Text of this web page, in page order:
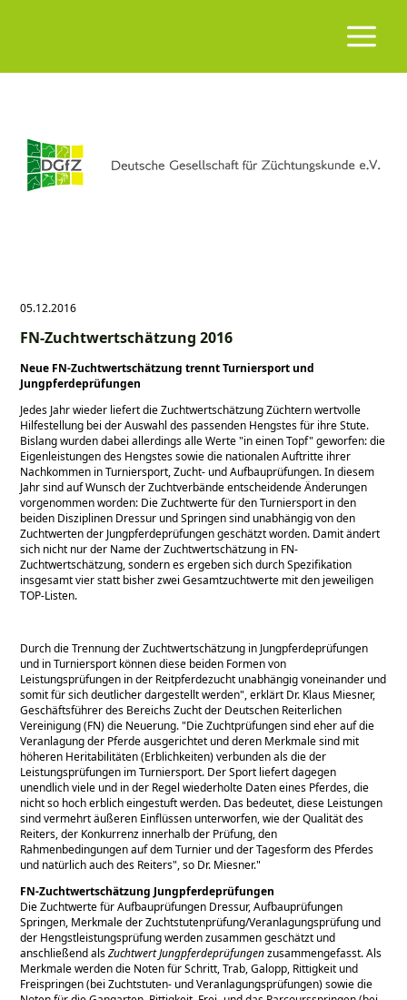
05.12.2016
FN-Zuchtwertschätzung 2016
Neue FN-Zuchtwertschätzung trennt Turniersport und
Jungpferdeprüfungen
Jedes Jahr wieder liefert die Zuchtwertschätzung Züchtern wertvolle
Hilfestellung bei der Auswahl des passenden Hengstes für ihre Stute.
Bislang wurden dabei allerdings alle Werte in einen Topf geworfen: die
Eigenleistungen des Hengstes sowie die nationalen Auftritte ihrer
Nachkommen in Turniersport, Zucht- und Aufbauprüfungen. In diesem
Jahr sind auf Wunsch der Zuchtverbände entscheidende Änderungen
vorgenommen worden: Die Zuchtwerte für den Turniersport in den
beiden Disziplinen Dressur und Springen sind unabhängig von den
Zuchtwerten der Jungpferdeprüfungen geschätzt worden. Damit ändert
sich nicht nur der Name der Zuchtwertschätzung in FN-
Zuchtwertschätzung, sondern es ergeben sich durch Spezifikation
insgesamt vier statt bisher zwei Gesamtzuchtwerte mit den jeweiligen
TOP-Listen.
Durch die Trennung der Zuchtwertschätzung in Jungpferdeprüfungen
und in Turniersport können diese beiden Formen von
Leistungsprüfungen in der Reitpferdezucht unabhängig voneinander und
somit für sich deutlicher dargestellt werden , erklärt Dr. Klaus Miesner,
Geschäftsführer des Bereichs Zucht der Deutschen Reiterlichen
Vereinigung (FN) die Neuerung. Die Zuchtprüfungen sind eher auf die
Veranlagung der Pferde ausgerichtet und deren Merkmale sind mit
höheren Heritabilitäten (Erblichkeiten) verbunden als die der
Leistungsprüfungen im Turniersport. Der Sport liefert dagegen
unendlich viele und in der Regel wiederholte Daten eines Pferdes, die
nicht so hoch erblich eingestuft werden. Das bedeutet, diese Leistungen
sind vermehrt äußeren Einflüssen unterworfen, wie der Qualität des
Reiters, der Konkurrenz innerhalb der Prüfung, den
Rahmenbedingungen auf dem Turnier und der Tagesform des Pferdes
und natürlich auch des Reiters , so Dr. Miesner.
FN-Zuchtwertschätzung Jungpferdeprüfungen
Die Zuchtwerte für Aufbauprüfungen Dressur, Aufbauprüfungen
Springen, Merkmale der Zuchtstutenprüfung/Veranlagungsprüfung und
der Hengstleistungsprüfung werden zusammen geschätzt und
anschließend alsZuchtwert Jungpferdeprüfungenzusammengefasst. Als
Merkmale werden die Noten für Schritt, Trab, Galopp, Rittigkeit und
Freispringen (bei Zuchtstuten- und Veranlagungsprüfungen) sowie die